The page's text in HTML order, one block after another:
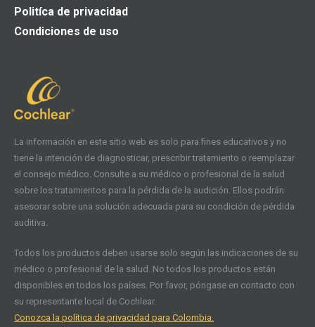
La información en este sitio web es solo para fines educativos y no
tiene la intención de diagnosticar, prescribir tratamiento o reemplazar
el consejo médico. Consulte a su médico o profesional de la salud
sobre los tratamientos para la pérdida de la audición. Ellos podrán
asesorar sobre una solución adecuada para su condición de pérdida
auditiva.
Todos los productos deben usarse solo según las indicaciones de su
médico o profesional de la salud. No todos los productos están
disponibles en todos los países. Por favor, póngase en contacto con
su representante local de Cochlear.
Conozca la política de privacidad para Colombia.
Politíca de privacidad
Condiciones de uso